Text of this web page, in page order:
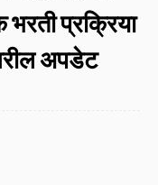
भरती प्रक्रिया
अपडेट